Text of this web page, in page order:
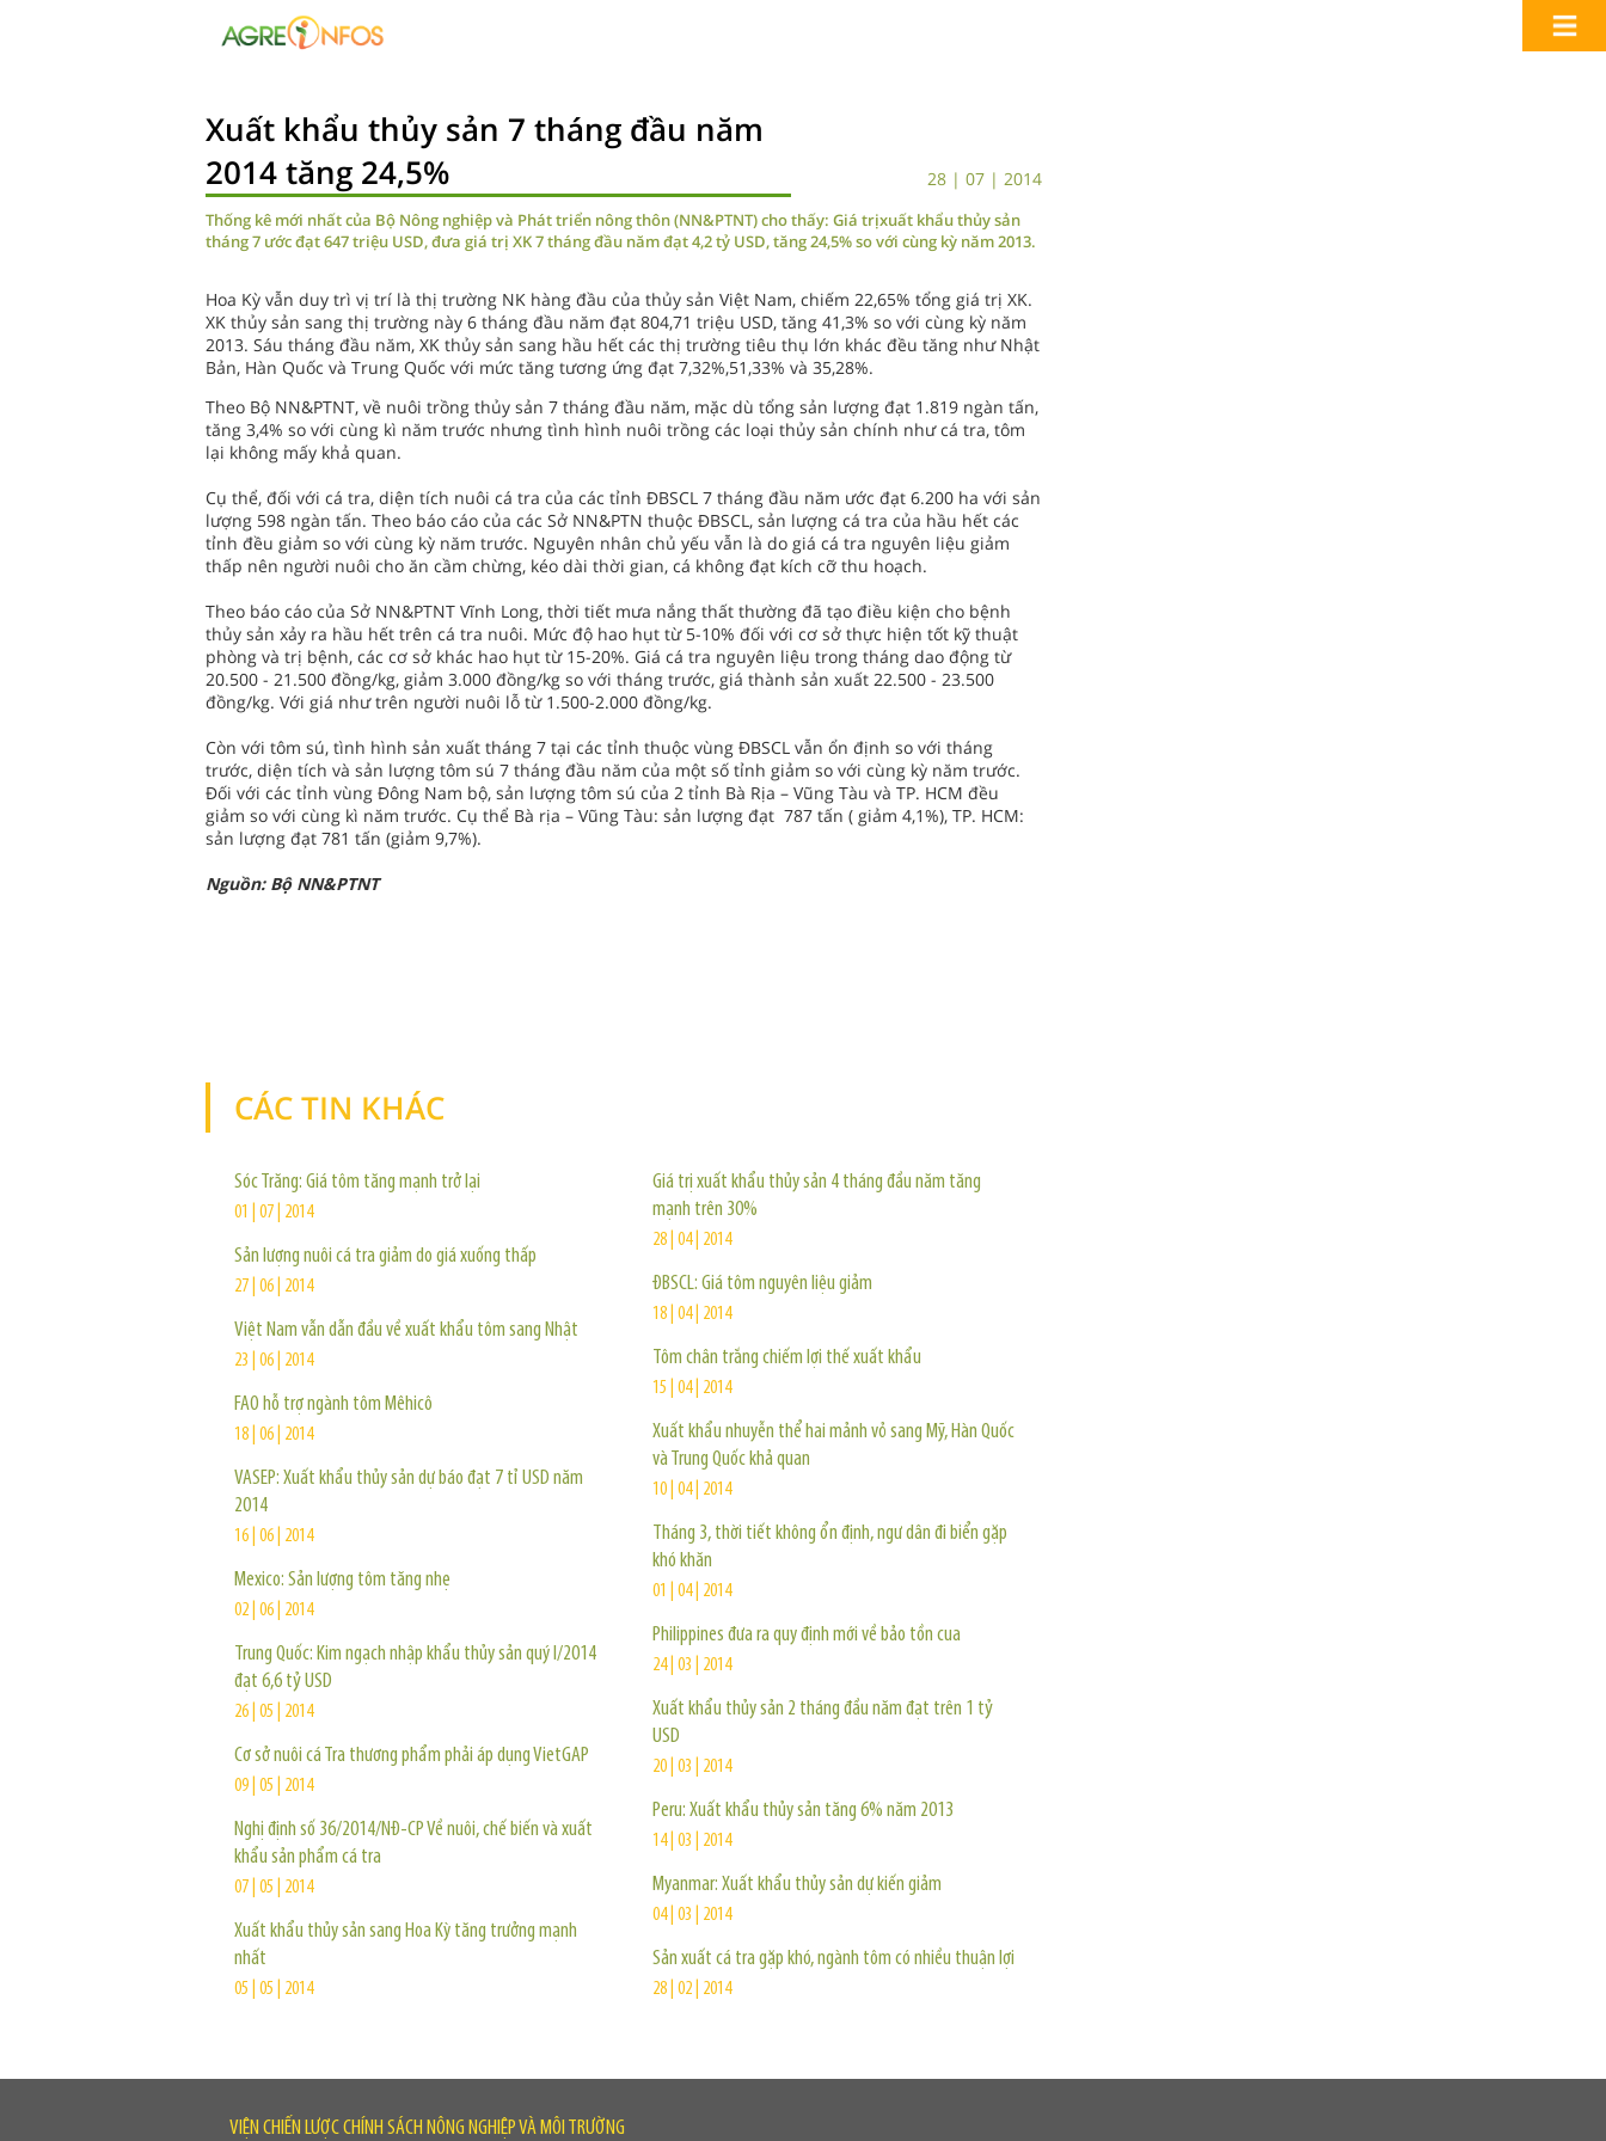
Xuất khẩu thủy sản 7 tháng đầu năm
2014 tăng 24,5%
28 | 07 | 2014
Thống kê mới nhất của Bộ Nông nghiệp và Phát triển nông thôn (NN&PTNT) cho thấy: Giá trịxuất khẩu thủy sản
tháng 7 ước đạt 647 triệu USD, đưa giá trị XK 7 tháng đầu năm đạt 4,2 tỷ USD, tăng 24,5% so với cùng kỳ năm 2013.
Hoa Kỳ vẫn duy trì vị trí là thị trường NK hàng đầu của thủy sản Việt Nam, chiếm 22,65% tổng giá trị XK.
XK thủy sản sang thị trường này 6 tháng đầu năm đạt 804,71 triệu USD, tăng 41,3% so với cùng kỳ năm
2013. Sáu tháng đầu năm, XK thủy sản sang hầu hết các thị trường tiêu thụ lớn khác đều tăng như Nhật
Bản, Hàn Quốc và Trung Quốc với mức tăng tương ứng đạt 7,32%,51,33% và 35,28%.
Theo Bộ NN&PTNT, về nuôi trồng thủy sản 7 tháng đầu năm, mặc dù tổng sản lượng đạt 1.819 ngàn tấn,
tăng 3,4% so với cùng kì năm trước nhưng tình hình nuôi trồng các loại thủy sản chính như cá tra, tôm
lại không mấy khả quan.
Cụ thể, đối với cá tra, diện tích nuôi cá tra của các tỉnh ĐBSCL 7 tháng đầu năm ước đạt 6.200 ha với sản
lượng 598 ngàn tấn. Theo báo cáo của các Sở NN&PTN thuộc ĐBSCL, sản lượng cá tra của hầu hết các
tỉnh đều giảm so với cùng kỳ năm trước. Nguyên nhân chủ yếu vẫn là do giá cá tra nguyên liệu giảm
thấp nên người nuôi cho ăn cầm chừng, kéo dài thời gian, cá không đạt kích cỡ thu hoạch.
Theo báo cáo của Sở NN&PTNT Vĩnh Long, thời tiết mưa nắng thất thường đã tạo điều kiện cho bệnh
thủy sản xảy ra hầu hết trên cá tra nuôi. Mức độ hao hụt từ 5-10% đối với cơ sở thực hiện tốt kỹ thuật
phòng và trị bệnh, các cơ sở khác hao hụt từ 15-20%. Giá cá tra nguyên liệu trong tháng dao động từ
20.500 - 21.500 đồng/kg, giảm 3.000 đồng/kg so với tháng trước, giá thành sản xuất 22.500 - 23.500
đồng/kg. Với giá như trên người nuôi lỗ từ 1.500-2.000 đồng/kg.
Còn với tôm sú, tình hình sản xuất tháng 7 tại các tỉnh thuộc vùng ĐBSCL vẫn ổn định so với tháng
trước, diện tích và sản lượng tôm sú 7 tháng đầu năm của một số tỉnh giảm so với cùng kỳ năm trước.
Đối với các tỉnh vùng Đông Nam bộ, sản lượng tôm sú của 2 tỉnh Bà Rịa – Vũng Tàu và TP. HCM đều
giảm so với cùng kì năm trước. Cụ thể Bà rịa – Vũng Tàu: sản lượng đạt 787 tấn ( giảm 4,1%), TP. HCM:
sản lượng đạt 781 tấn (giảm 9,7%).
Nguồn: Bộ NN&PTNT
CÁC TIN KHÁC
Sóc Trăng: Giá tôm tăng mạnh trở lại
01 | 07 | 2014
Sản lượng nuôi cá tra giảm do giá xuống thấp
27 | 06 | 2014
Việt Nam vẫn dẫn đầu về xuất khẩu tôm sang Nhật
23 | 06 | 2014
FAO hỗ trợ ngành tôm Mêhicô
18 | 06 | 2014
VASEP: Xuất khẩu thủy sản dự báo đạt 7 tỉ USD năm
2014
16 | 06 | 2014
Mexico: Sản lượng tôm tăng nhẹ
02 | 06 | 2014
Trung Quốc: Kim ngạch nhập khẩu thủy sản quý I/2014
đạt 6,6 tỷ USD
26 | 05 | 2014
Cơ sở nuôi cá Tra thương phẩm phải áp dụng VietGAP
09 | 05 | 2014
Nghị định số 36/2014/NĐ-CP Về nuôi, chế biến và xuất
khẩu sản phẩm cá tra
07 | 05 | 2014
Xuất khẩu thủy sản sang Hoa Kỳ tăng trưởng mạnh
nhất
05 | 05 | 2014
Giá trị xuất khẩu thủy sản 4 tháng đầu năm tăng
mạnh trên 30%
28 | 04 | 2014
ĐBSCL: Giá tôm nguyên liệu giảm
18 | 04 | 2014
Tôm chân trắng chiếm lợi thế xuất khẩu
15 | 04 | 2014
Xuất khẩu nhuyễn thể hai mảnh vỏ sang Mỹ, Hàn Quốc
và Trung Quốc khả quan
10 | 04 | 2014
Tháng 3, thời tiết không ổn định, ngư dân đi biển gặp
khó khăn
01 | 04 | 2014
Philippines đưa ra quy định mới về bảo tồn cua
24 | 03 | 2014
Xuất khẩu thủy sản 2 tháng đầu năm đạt trên 1 tỷ
USD
20 | 03 | 2014
Peru: Xuất khẩu thủy sản tăng 6% năm 2013
14 | 03 | 2014
Myanmar: Xuất khẩu thủy sản dự kiến giảm
04 | 03 | 2014
Sản xuất cá tra gặp khó, ngành tôm có nhiều thuận lợi
28 | 02 | 2014
VIỆN CHIẾN LƯỢC CHÍNH SÁCH NÔNG NGHIỆP VÀ MÔI TRƯỜNG